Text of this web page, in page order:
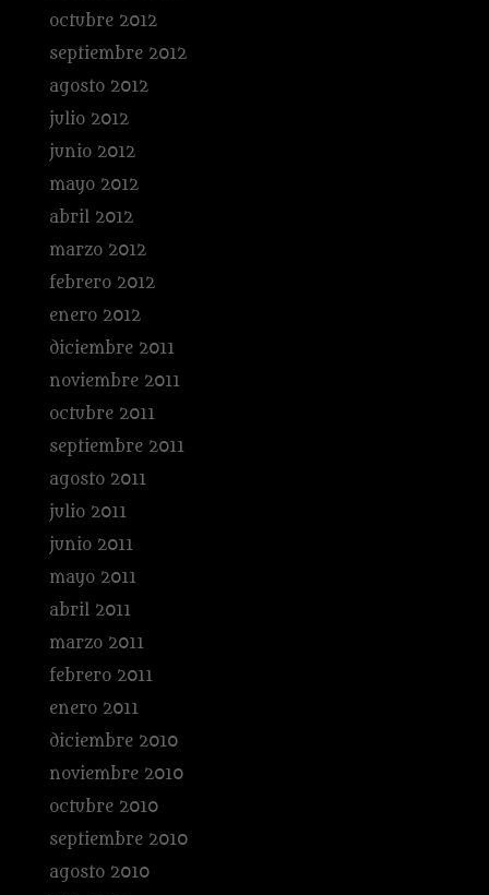
octubre 2012
septiembre 2012
agosto 2012
julio 2012
junio 2012
mayo 2012
abril 2012
marzo 2012
febrero 2012
enero 2012
diciembre 2011
noviembre 2011
octubre 2011
septiembre 2011
agosto 2011
julio 2011
junio 2011
mayo 2011
abril 2011
marzo 2011
febrero 2011
enero 2011
diciembre 2010
noviembre 2010
octubre 2010
septiembre 2010
agosto 2010